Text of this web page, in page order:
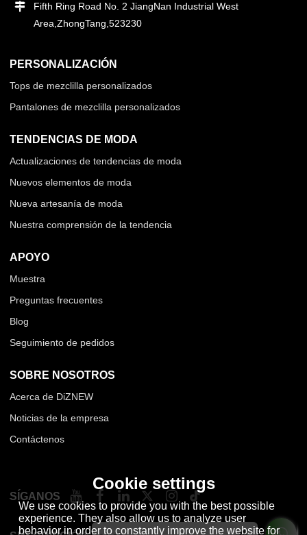
Fifth Ring Road No. 2 JiangNan Industrial West
Area,ZhongTang,523230
PERSONALIZACIÓN
Tops de mezclilla personalizados
Pantalones de mezclilla personalizados
TENDENCIAS DE MODA
Actualizaciones de tendencias de moda
Nuevos elementos de moda
Nueva artesanía de moda
Nuestra comprensión de la tendencia
APOYO
Muestra
Preguntas frecuentes
Blog
Seguimiento de pedidos
SOBRE NOSOTROS
Acerca de DiZNEW
Noticias de la empresa
Contáctenos
SÍGANOS
Cookie settings
We use cookies to provide you with the best possible
experience. They also allow us to analyze user
behavior in order to constantly improve the website for